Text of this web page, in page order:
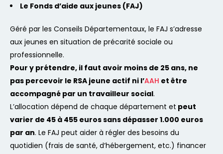
Le Fonds d’aide aux jeunes (FAJ)
Géré par les Conseils Départementaux, le FAJ s’adresse
aux jeunes en situation de précarité sociale ou
professionnelle.
Pour y prétendre, il faut avoir moins de 25 ans, ne
pas percevoir le RSA jeune actif ni l’AAH et être
accompagné par un travailleur social.
L’allocation dépend de chaque département et peut
varier de 45 à 455 euros sans dépasser 1.000 euros
par an. Le FAJ peut aider à régler des besoins du
quotidien (frais de santé, d’hébergement, etc.) financer